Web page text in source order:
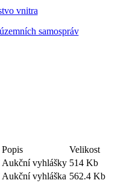
Popis
Velikost
Aukční vyhlášky 514 Kb
Aukční vyhláška 562.4 Kb